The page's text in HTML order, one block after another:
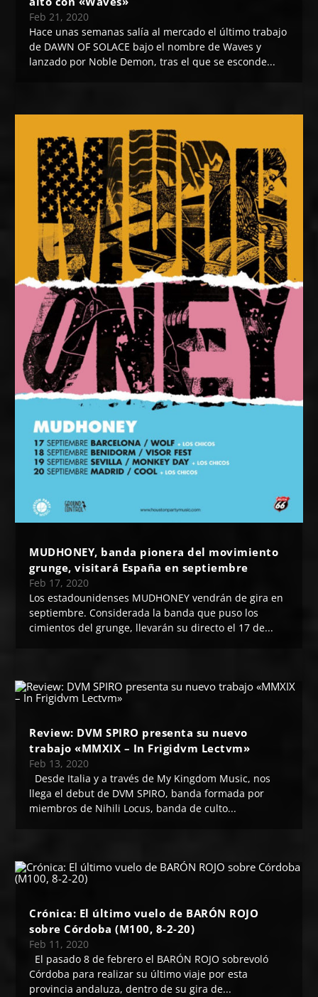
Feb 21, 2020
Hace unas semanas salía al mercado el último trabajo
de DAWN OF SOLACE bajo el nombre de Waves y
lanzado por Noble Demon, tras el que se esconde...
MUDHONEY, banda pionera del movimiento
grunge, visitará España en septiembre
Feb 17, 2020
Los estadounidenses MUDHONEY vendrán de gira en
septiembre. Considerada la banda que puso los
cimientos del grunge, llevarán su directo el 17 de...
Review: DVM SPIRO presenta su nuevo
trabajo «MMXIX – In Frigidvm Lectvm»
Feb 13, 2020
Desde Italia y a través de My Kingdom Music, nos
llega el debut de DVM SPIRO, banda formada por
miembros de Nihili Locus, banda de culto...
Crónica: El último vuelo de BARÓN ROJO
sobre Córdoba (M100, 8-2-20)
Feb 11, 2020
El pasado 8 de febrero el BARÓN ROJO sobrevoló
Córdoba para realizar su último viaje por esta
provincia andaluza, dentro de su gira de...